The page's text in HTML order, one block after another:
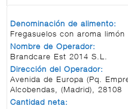
Denominación de alimento:
Fregasuelos con aroma limón
Nombre de Operador:
Brandcare Est 2014 S.L.
Dirección del Operador:
Avenida de Europa (Pq.
Alcobendas, (Madrid), 28108
Cantidad neta: